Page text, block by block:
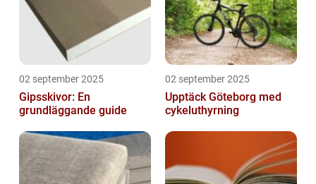
02 september 2025
Gipsskivor: En
grundläggande guide
02 september 2025
Upptäck Göteborg med
cykeluthyrning